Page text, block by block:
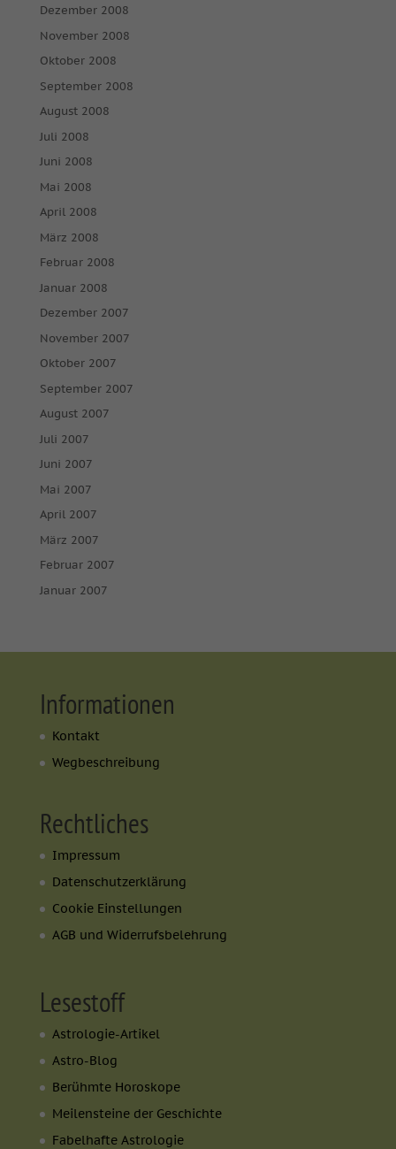
Dezember 2008
November 2008
Oktober 2008
September 2008
August 2008
Juli 2008
Juni 2008
Mai 2008
April 2008
März 2008
Februar 2008
Januar 2008
Dezember 2007
November 2007
Oktober 2007
September 2007
August 2007
Juli 2007
Juni 2007
Mai 2007
April 2007
März 2007
Februar 2007
Januar 2007
Informationen
Kontakt
Wegbeschreibung
Rechtliches
Impressum
Datenschutzerklärung
Cookie Einstellungen
AGB und Widerrufsbelehrung
Lesestoff
Astrologie-Artikel
Astro-Blog
Berühmte Horoskope
Meilensteine der Geschichte
Fabelhafte Astrologie